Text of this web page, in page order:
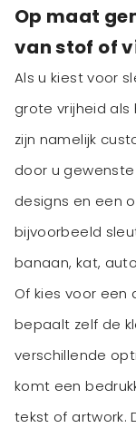
Op maat
van stof of
Als u kiest voor
grote vrijheid
zijn namelijk
door u
designs en een
bijvoorbeeld
banaan, kat,
Of kies voor een
bepaalt zelf de
verschillende
komt een
tekst of artwork.